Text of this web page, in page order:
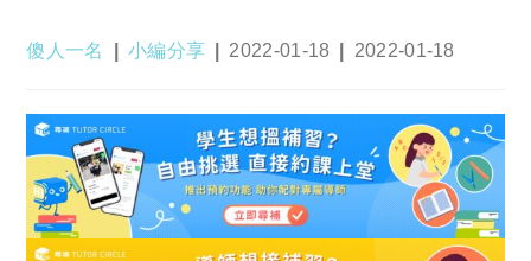
Post
傻人一名
Post
小編分享
Post
2022-01-18
Post
2022-01-18